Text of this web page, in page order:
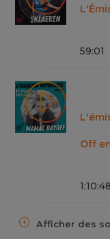
59:01
Off
1:10:48
Afficher des